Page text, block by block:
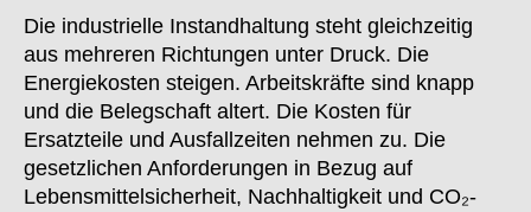
Die industrielle Instandhaltung steht gleichzeitig
aus mehreren Richtungen unter Druck. Die
Energiekosten steigen. Arbeitskräfte sind knapp
und die Belegschaft altert. Die Kosten für
Ersatzteile und Ausfallzeiten nehmen zu. Die
gesetzlichen Anforderungen in Bezug auf
Lebensmittelsicherheit, Nachhaltigkeit und CO₂-